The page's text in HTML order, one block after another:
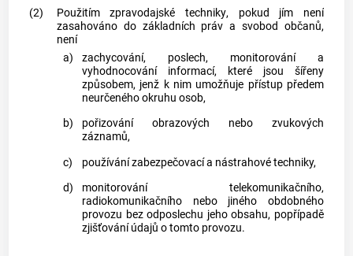
(2) Použitímzpravodajské techniky, pokud jím není
zasahováno do základních práv a svobod občanů,
není
a)
zachycování, poslech, monitorování a
vyhodnocování informací, které jsou šířeny
způsobem, jenž k nim umožňuje přístup předem
neurčeného okruhu osob,
b)
pořizování obrazových nebo zvukových
záznamů,
c)
používání zabezpečovací a nástrahové techniky,
d)
monitorování telekomunikačního,
radiokomunikačního nebo jiného obdobného
provozu bez odposlechu jeho obsahu, popřípadě
zjišťování údajů o tomto provozu.